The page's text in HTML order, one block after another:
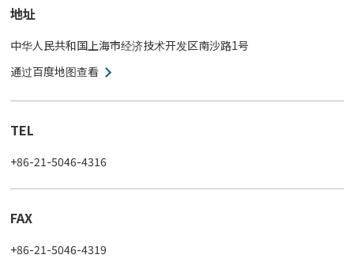
地址
中华人民共和国上海市经济技术开发区南沙路1号
通过百度地图查看
TEL
+86-21-5046-4316
FAX
+86-21-5046-4319